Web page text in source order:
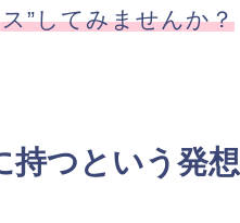
”してみませんか？
持つという発想